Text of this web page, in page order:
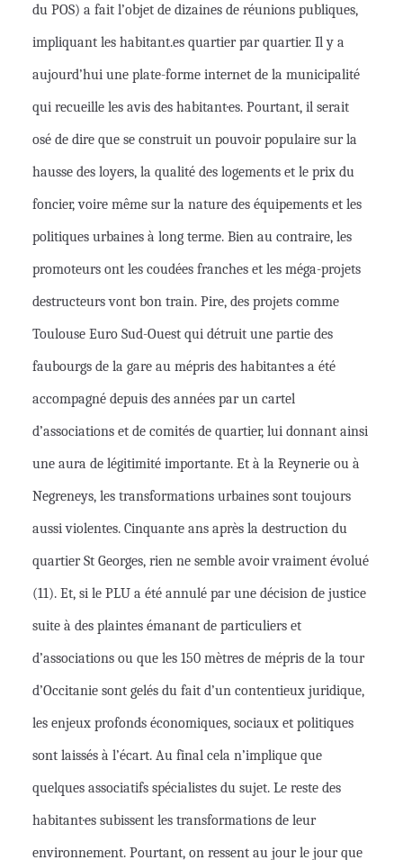
du POS) a fait l’objet de dizaines de réunions publiques,
impliquant les habitant.es quartier par quartier. Il y a
aujourd’hui une plate-forme internet de la municipalité
qui recueille les avis des habitant·es. Pourtant, il serait
osé de dire que se construit un pouvoir populaire sur la
hausse des loyers, la qualité des logements et le prix du
foncier,voire même sur la nature des équipements et les
politiques urbaines à long terme. Bien au contraire, les
promoteurs ont les coudées franches et les méga-projets
destructeurs vont bon train. Pire, des projets comme
Toulouse Euro Sud-Ouest qui détruit une partie des
faubourgs de la gare au mépris des habitant·es a été
accompagné depuis des années par un cartel
d’associations et de comités de quartier, lui donnant ainsi
une aura de légitimité importante. Et à la Reynerie ou à
Negreneys, les transformations urbaines sont toujours
aussi violentes. Cinquante ans après la destruction du
quartier St Georges, rien ne semble avoir vraiment évolué
(11). Et, si le PLU a été annulé par une décision de justice
suite à des plaintes émanant de particuliers et
d’associations ou que les 150 mètres de mépris de la tour
d’Occitanie sont gelés du fait d’un contentieux juridique,
les enjeux profonds économiques, sociaux et politiques
sont laissés à l’écart. Au final cela n’implique que
quelques associatifs spécialistes du sujet. Le reste des
habitant·es subissent les transformations de leur
environnement. Pourtant, on ressent au jour le jour que